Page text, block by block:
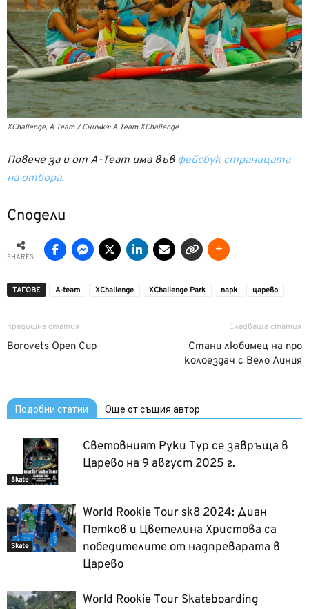
XChallenge, A Team / Снимка: A Team XChallenge
Повече за и от A-Team има във фейсбук страницата
на отбора.
Сподели
SHARES
ТАГОВЕ A-team XChallenge XChallenge Park парк царево
предишна статия
Borovets Open Cup
Следваща статия
Стани любимец на про
колоездач с Вело Линия
Подобни статии Още от същия автор
Skate
Световният Руки Тур се завръща в
Царево на 9 август 2025 г.
Skate
World Rookie Tour sk8 2024: Диан
Петков и Цветелина Христова са
победителите от надпреварата в
Царево
World Rookie Tour Skateboarding